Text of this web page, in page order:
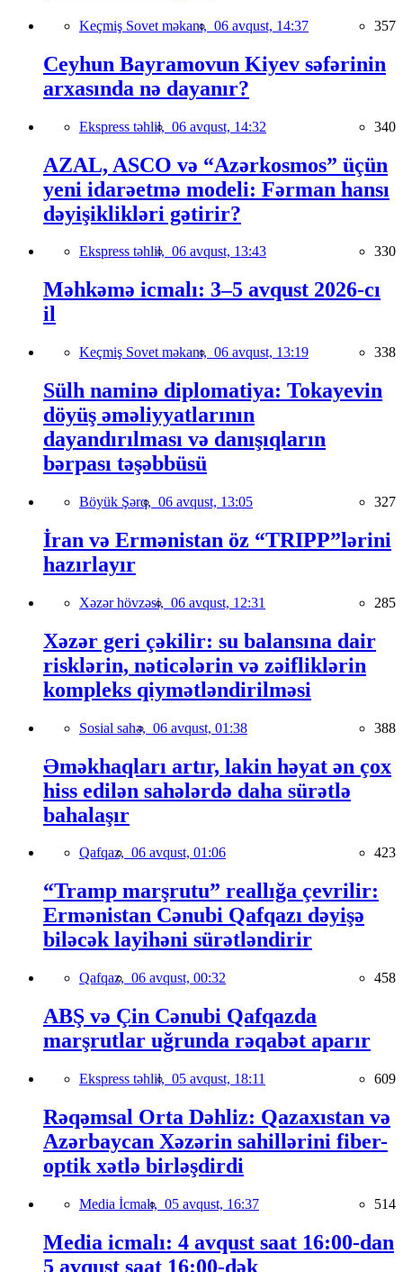
Keçmiş Sovet məkanı, 06 avqust, 14:37 357
Ceyhun Bayramovun Kiyev səfərinin
arxasında nə dayanır?
Ekspress təhlil, 06 avqust, 14:32 340
AZAL, ASCO və “Azərkosmos” üçün
yeni idarəetmə modeli: Fərman hansı
dəyişiklikləri gətirir?
Ekspress təhlil, 06 avqust, 13:43 330
Məhkəmə icmalı: 3–5 avqust 2026-cı
il
Keçmiş Sovet məkanı, 06 avqust, 13:19 338
Sülh naminə diplomatiya: Tokayevin
döyüş əməliyyatlarının
dayandırılması və danışıqların
bərpası təşəbbüsü
Böyük Şərq, 06 avqust, 13:05 327
İran və Ermənistan öz “TRIPP”lərini
hazırlayır
Xəzər hövzəsi, 06 avqust, 12:31 285
Xəzər geri çəkilir: su balansına dair
risklərin, nəticələrin və zəifliklərin
kompleks qiymətləndirilməsi
Sosial sahə, 06 avqust, 01:38 388
Əməkhaqları artır, lakin həyat ən çox
hiss edilən sahələrdə daha sürətlə
bahalaşır
Qafqaz, 06 avqust, 01:06 423
“Tramp marşrutu” reallığa çevrilir:
Ermənistan Cənubi Qafqazı dəyişə
biləcək layihəni sürətləndirir
Qafqaz, 06 avqust, 00:32 458
ABŞ və Çin Cənubi Qafqazda
marşrutlar uğrunda rəqabət aparır
Ekspress təhlil, 05 avqust, 18:11 609
Rəqəmsal Orta Dəhliz: Qazaxıstan və
Azərbaycan Xəzərin sahillərini fiber-
optik xətlə birləşdirdi
Media İcmalı, 05 avqust, 16:37 514
Media icmalı: 4 avqust saat 16:00-dan
5 avqust saat 16:00-dək